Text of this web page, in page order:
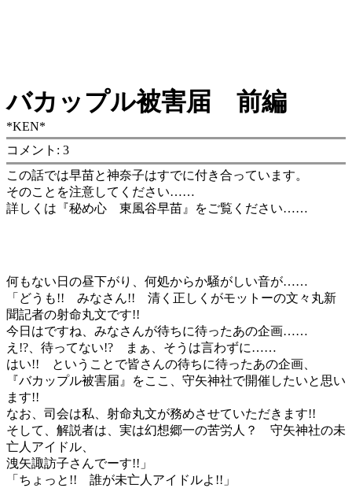
バカップル被害届 前編
*KEN*
コメント: 3
この話では早苗と神奈子はすでに付き合っています。
そのことを注意してください……
詳しくは『秘め心 東風谷早苗』をご覧ください……
何もない日の昼下がり、何処からか騒がしい音が……
「どうも!! みなさん!! 清く正しくがモットーの文々丸新
聞記者の射命丸文です!!
今日はですね、みなさんが待ちに待ったあの企画……
え!?、待ってない!? まぁ、そうは言わずに……
はい!! ということで皆さんの待ちに待ったあの企画、
『バカップル被害届』をここ、守矢神社で開催したいと思い
ます!!
なお、司会は私、射命丸文が務めさせていただきます!!
そして、解説者は、実は幻想郷一の苦労人？ 守矢神社の未
亡人アイドル、
洩矢諏訪子さんでーす!!」
「ちょっと!! 誰が未亡人アイドルよ!!」